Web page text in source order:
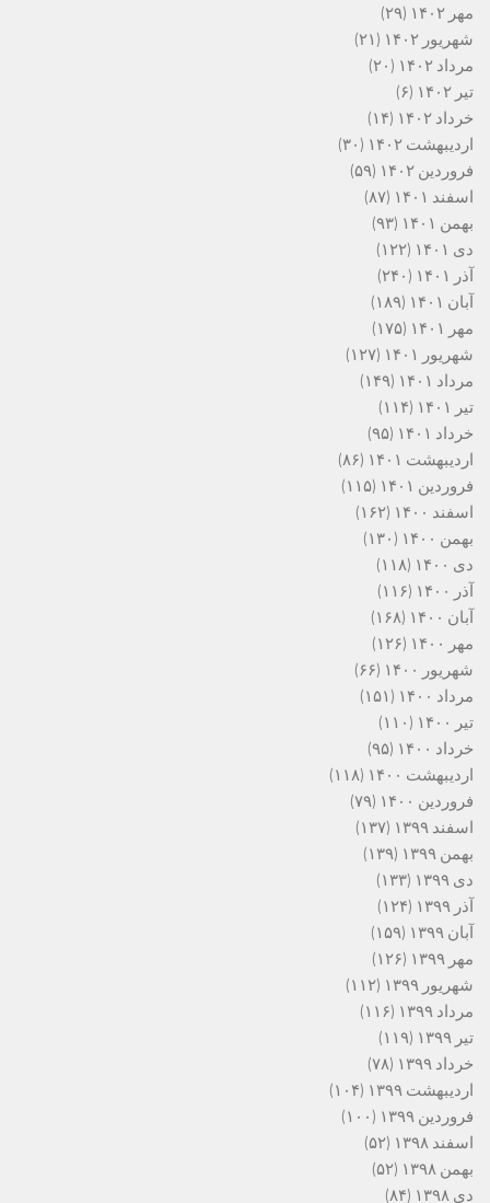
مهر ۱۴۰۲
(۲۹)
شهریور ۱۴۰۲
(۲۱)
مرداد ۱۴۰۲
(۲۰)
تیر ۱۴۰۲
(۶)
خرداد ۱۴۰۲
(۱۴)
اردیبهشت ۱۴۰۲
(۳۰)
فروردین ۱۴۰۲
(۵۹)
اسفند ۱۴۰۱
(۸۷)
بهمن ۱۴۰۱
(۹۳)
دی ۱۴۰۱
(۱۲۲)
آذر ۱۴۰۱
(۲۴۰)
آبان ۱۴۰۱
(۱۸۹)
مهر ۱۴۰۱
(۱۷۵)
شهریور ۱۴۰۱
(۱۲۷)
مرداد ۱۴۰۱
(۱۴۹)
تیر ۱۴۰۱
(۱۱۴)
خرداد ۱۴۰۱
(۹۵)
اردیبهشت ۱۴۰۱
(۸۶)
فروردین ۱۴۰۱
(۱۱۵)
اسفند ۱۴۰۰
(۱۶۲)
بهمن ۱۴۰۰
(۱۳۰)
دی ۱۴۰۰
(۱۱۸)
آذر ۱۴۰۰
(۱۱۶)
آبان ۱۴۰۰
(۱۶۸)
مهر ۱۴۰۰
(۱۲۶)
شهریور ۱۴۰۰
(۶۶)
مرداد ۱۴۰۰
(۱۵۱)
تیر ۱۴۰۰
(۱۱۰)
خرداد ۱۴۰۰
(۹۵)
اردیبهشت ۱۴۰۰
(۱۱۸)
فروردین ۱۴۰۰
(۷۹)
اسفند ۱۳۹۹
(۱۳۷)
بهمن ۱۳۹۹
(۱۳۹)
دی ۱۳۹۹
(۱۳۳)
آذر ۱۳۹۹
(۱۲۴)
آبان ۱۳۹۹
(۱۵۹)
مهر ۱۳۹۹
(۱۲۶)
شهریور ۱۳۹۹
(۱۱۲)
مرداد ۱۳۹۹
(۱۱۶)
تیر ۱۳۹۹
(۱۱۹)
خرداد ۱۳۹۹
(۷۸)
اردیبهشت ۱۳۹۹
(۱۰۴)
فروردین ۱۳۹۹
(۱۰۰)
اسفند ۱۳۹۸
(۵۲)
بهمن ۱۳۹۸
(۵۲)
دی ۱۳۹۸
(۸۴)